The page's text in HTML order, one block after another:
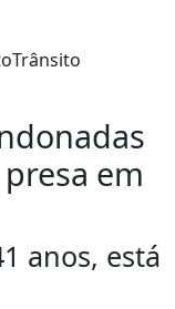
Trânsito
em
anos, está